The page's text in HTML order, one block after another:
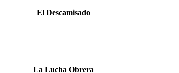
El Descamisado
La Lucha Obrera